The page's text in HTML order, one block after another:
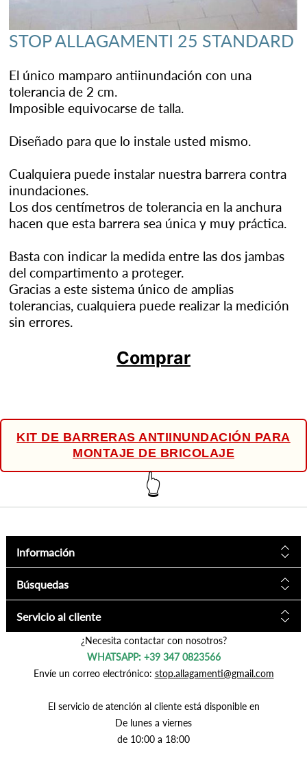
STOP ALLAGAMENTI 25 STANDARD
El único mamparo antiinundación con una
tolerancia de 2 cm.
Imposible equivocarse de talla.
Diseñado para que lo instale usted mismo.
Cualquiera puede instalar nuestra barrera contra
inundaciones.
Los dos centímetros de tolerancia en la anchura
hacen que esta barrera sea única y muy práctica.
Basta con indicar la medida entre las dos jambas
del compartimento a proteger.
Gracias a este sistema único de amplias
tolerancias, cualquiera puede realizar la medición
sin errores.
Comprar
KIT DE BARRERAS ANTIINUNDACIÓN PARA
MONTAJE DE BRICOLAJE
👆
Información
Búsquedas
Servicio al cliente
¿Necesita contactar con nosotros?
WHATSAPP: +39 347 0823566
Envíe un correo electrónico: stop.allagamenti@gmail.com
El servicio de atención al cliente está disponible en
De lunes a viernes
de 10:00 a 18:00